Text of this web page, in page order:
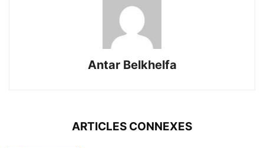
Antar Belkhelfa
ARTICLES CONNEXES